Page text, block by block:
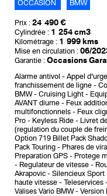
OCCASION BMW
Prix : 24 490 €
Cylindrée : 1 254 cm3
Kilométrage : 1 999 kms
Mise en circulation : 06/
Garantie : Occasions
Alarme antivol Appel
franchissement de ligne
BMW
Cruising Light
AVANT diurne
Feux
multifonctionnels
Feux
Pro
Keyless Ride Livret
(regulation du couple de
Option 719 Billet Pack
Pack Touring
Phares de
Preparation GPS
Protege
Regulateur de vitesse
Akrapovic
Silencieux Sport
haute vitesse
Teleservices
Valises Vario BMW
Version